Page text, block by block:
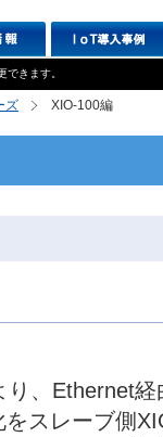
できます。
ズ XIO-100編
、Ethernet
スレーブ側